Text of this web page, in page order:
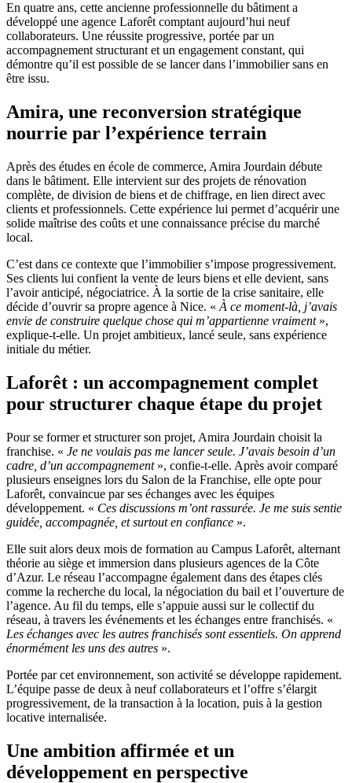
En quatre ans, cette ancienne professionnelle du bâtiment a
développé une agence Laforêt comptant aujourd’hui neuf
collaborateurs. Une réussite progressive, portée par un
accompagnement structurant et un engagement constant, qui
démontre qu’il est possible de se lancer dans l’immobilier sans en
être issu.
Amira, une reconversion stratégique
nourrie par l’expérience terrain
Après des études en école de commerce, Amira Jourdain débute
dans le bâtiment. Elle intervient sur des projets de rénovation
complète, de division de biens et de chiffrage, en lien direct avec
clients et professionnels. Cette expérience lui permet d’acquérir une
solide maîtrise des coûts et une connaissance précise du marché
local.
C’est dans ce contexte que l’immobilier s’impose progressivement.
Ses clients lui confient la vente de leurs biens et elle devient, sans
l’avoir anticipé, négociatrice. À la sortie de la crise sanitaire, elle
décide d’ouvrir sa propre agence à Nice. « À ce moment-là, j’avais
envie de construire quelque chose qui m’appartienne vraiment»,
explique-t-elle. Un projet ambitieux, lancé seule, sans expérience
initiale du métier.
Laforêt : un accompagnement complet
pour structurer chaque étape du projet
Pour se former et structurer son projet, Amira Jourdain choisit la
franchise. « Je ne voulais pas me lancer seule. J’avais besoin d’un
cadre, d’un accompagnement», confie-t-elle. Après avoir comparé
plusieurs enseignes lors du Salon de la Franchise, elle opte pour
Laforêt, convaincue par ses échanges avec les équipes
développement. « Ces discussions m’ont rassurée. Je me suis sentie
guidée, accompagnée, et surtout en confiance ».
Elle suit alors deux mois de formation au Campus Laforêt, alternant
théorie au siège et immersion dans plusieurs agences de la Côte
d’Azur. Le réseau l’accompagne également dans des étapes clés
comme la recherche du local, la négociation du bail et l’ouverture de
l’agence. Au fil du temps, elle s’appuie aussi sur le collectif du
réseau, à travers les événements et les échanges entre franchisés. «
Les échanges avec les autres franchisés sont essentiels. On apprend
énormément les uns des autres ».
Portée par cet environnement, son activité se développe rapidement.
L’équipe passe de deux à neuf collaborateurs et l’offre s’élargit
progressivement, de la transaction à la location, puis à la gestion
locative internalisée.
Une ambition affirmée et un
développement en perspective